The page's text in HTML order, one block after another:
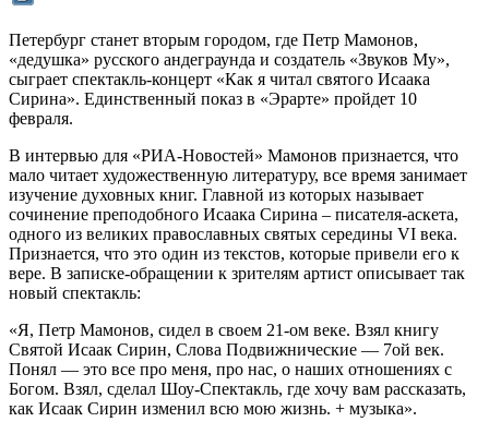
Петербург станет вторым городом, где Петр Мамонов,
«дедушка» русского андеграунда и создатель «Звуков Му»,
сыграет спектакль-концерт «Как я читал святого Исаака
Сирина». Единственный показ в «Эрарте» пройдет 10
февраля.
В интервью для «РИА-Новостей» Мамонов признается, что
мало читает художественную литературу, все время занимает
изучение духовных книг. Главной из которых называет
сочинение преподобного Исаака Сирина – писателя-аскета,
одного из великих православных святых середины VI века.
Признается, что это один из текстов, которые привели его к
вере. В записке-обращении к зрителям артист описывает так
новый спектакль:
«Я, Петр Мамонов, сидел в своем 21-ом веке. Взял книгу
Святой Исаак Сирин, Слова Подвижнические — 7ой век.
Понял — это все про меня, про нас, о наших отношениях с
Богом. Взял, сделал Шоу-Спектакль, где хочу вам рассказать,
как Исаак Сирин изменил всю мою жизнь. + музыка».